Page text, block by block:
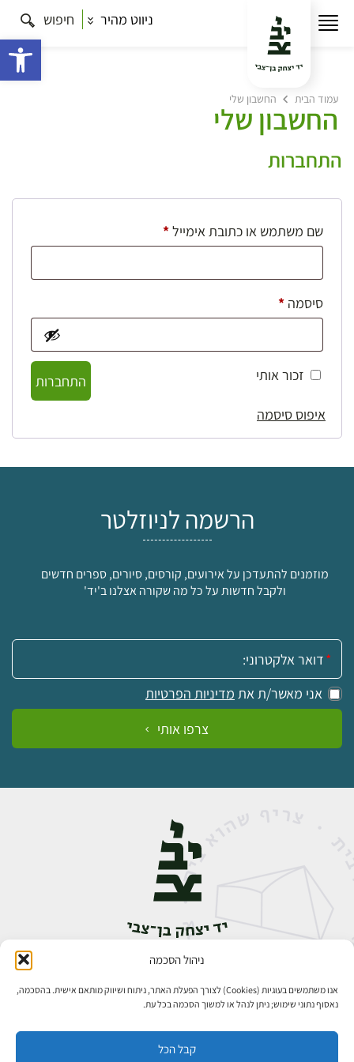
ניהול הסכמה
אנו משתמשים בעוגיות (Cookies) לצורך הפעלת האתר, ניתוח ושיווק מותאם אישית. בהסכמה,
נאסוף נתוני שימוש; ניתן לנהל או למשוך הסכמה בכל עת.
קבל הכל
ניווט מהיר חיפוש
עמוד הבית החשבון שלי
החשבון שלי
התחברות
שם משתמש או כתובת אימייל*חובה
סיסמה *חובה
זכור אותי
התחברות
איפוס סיסמה
הרשמה לניוזלטר
מוזמנים להתעדכן על אירועים, קורסים, סיורים, ספרים חדשים
ולקבל חדשות על כל מה שקורה אצלנו ב'יד'
אימייל:
אני מאשר/ת את מדיניות הפרטיות
צרפו אותי
אבן גבירול 14, רחביה, ירושלים